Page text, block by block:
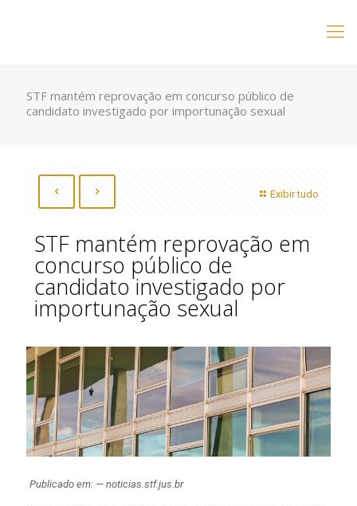
STF mantém reprovação em concurso público de
candidato investigado por importunação sexual
Exibir tudo
STF mantém reprovação em
concurso público de
candidato investigado por
importunação sexual
Publicado em: — noticias.stf.jus.br